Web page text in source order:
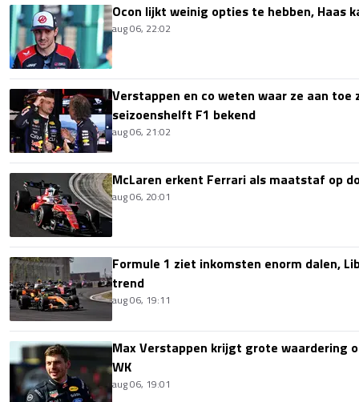
Ocon lijkt weinig opties te hebben, Haas
aug 06, 22:02
Verstappen en co weten waar ze aan
seizoenshelft F1 bekend
aug 06, 21:02
McLaren erkent Ferrari als maatstaf op
aug 06, 20:01
Formule 1 ziet inkomsten enorm dalen,
trend
aug 06, 19:11
Max Verstappen krijgt grote waardering
WK
aug 06, 19:01